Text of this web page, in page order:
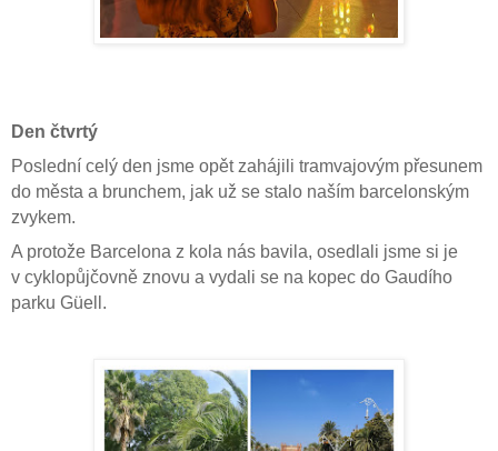
Den čtvrtý
Poslední celý den jsme opět zahájili tramvajovým přesunem
do města a brunchem, jak už se stalo naším barcelonským
zvykem.
A protože Barcelona z kola nás bavila, osedlali jsme si je
v cyklopůjčovně znovu a vydali se na kopec do Gaudího
parku Güell.